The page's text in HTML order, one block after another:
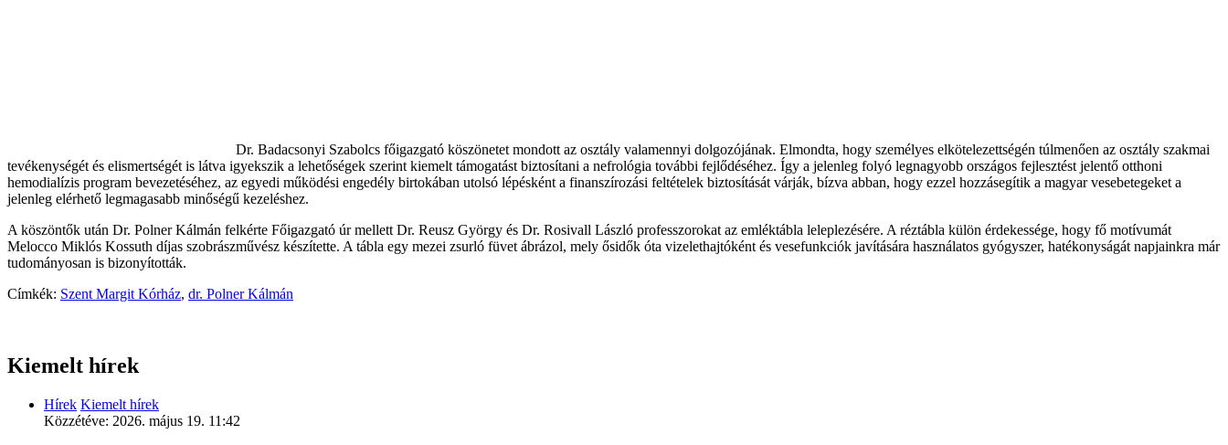
Dr. Badacsonyi Szabolcs főigazgató köszönetet mondott az osztály valamennyi dolgozójának. Elmondta, hogy személyes elkötelezettségén túlmenően az osztály szakmai
tevékenységét és elismertségét is látva igyekszik a lehetőségek szerint kiemelt támogatást biztosítani a nefrológia további fejlődéséhez. Így a jelenleg folyó legnagyobb országos fejlesztést jelentő otthoni
hemodialízis program bevezetéséhez, az egyedi működési engedély birtokában utolsó lépésként a finanszírozási feltételek biztosítását várják, bízva abban, hogy ezzel hozzásegítik a magyar vesebetegeket a
jelenleg elérhető legmagasabb minőségű kezeléshez.
A köszöntők után Dr. Polner Kálmán felkérte Főigazgató úr mellett Dr. Reusz György és Dr. Rosivall László professzorokat az emléktábla leleplezésére. A réztábla külön érdekessége, hogy fő motívumát
Melocco Miklós Kossuth díjas szobrászművész készítette. A tábla egy mezei zsurló füvet ábrázol, mely ősidők óta vizelethajtóként és vesefunkciók javítására használatos gyógyszer, hatékonyságát napjainkra már
tudományosan is bizonyították.
Címkék: Szent Margit Kórház, dr. Polner Kálmán
Kiemelt hírek
Hírek Kiemelt hírek
Közzétéve: 2026. május 19. 11:42